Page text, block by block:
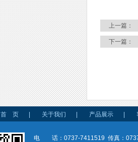
上一篇：
下一篇：
首 页 关于我们 产品展示
电 话：0737-7411519 传真：